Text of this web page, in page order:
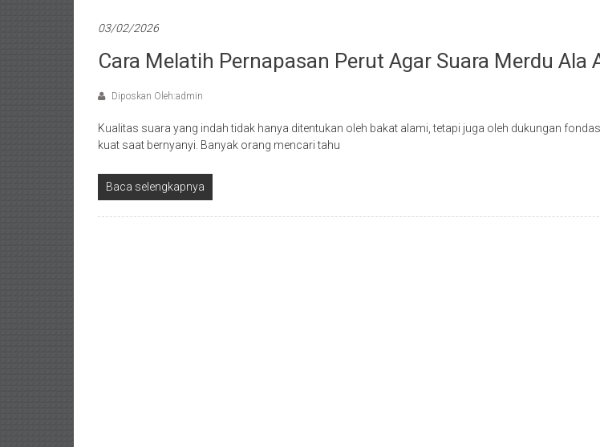
03/02/2026
Cara Melatih Pernapasan Perut Agar Suara Merdu Ala
Diposkan Oleh:admin
Kualitas suara yang indah tidak hanya ditentukan oleh bakat alami, tetapi juga oleh dukungan
kuat saat bernyanyi. Banyak orang mencari tahu
Baca selengkapnya